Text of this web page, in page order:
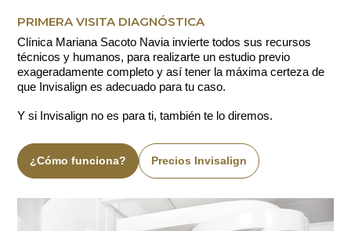
PRIMERA VISITA DIAGNÓSTICA
Clínica Mariana Sacoto Navia invierte todos sus recursos
técnicos y humanos, para realizarte un estudio previo
exageradamente completo y así tener la máxima certeza de
que Invisalign es adecuado para tu caso.
Y si Invisalign no es para ti, también te lo diremos.
¿Cómo funciona? Precios Invisalign